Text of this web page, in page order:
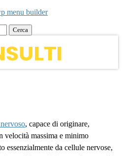
menu builder
, capace di originare,
velocità massima e minimo
essenzialmente da cellule nervose,